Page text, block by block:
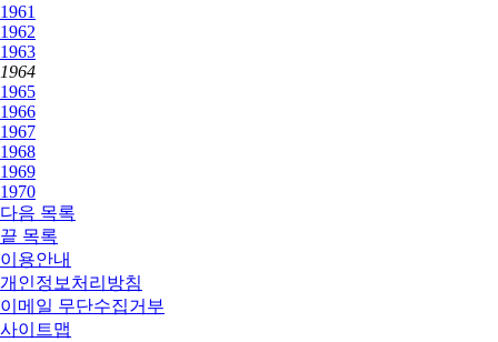
1961
1962
1963
1964
1965
1966
1967
1968
1969
1970
다음 목록
끝 목록
이용안내
개인정보처리방침
이메일 무단수집거부
사이트맵